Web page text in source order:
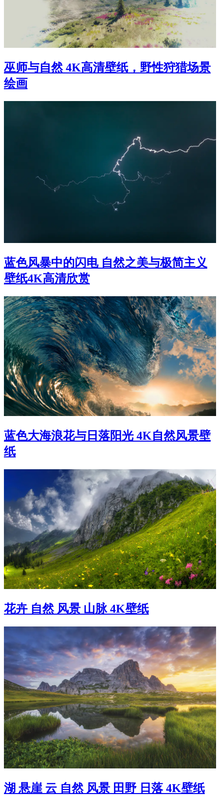
巫师与自然 4K高清壁纸，野性狩猎场景
绘画
蓝色风暴中的闪电 自然之美与极简主义
壁纸4K高清欣赏
蓝色大海浪花与日落阳光 4K自然风景壁
纸
花卉 自然 风景 山脉 4K壁纸
湖 悬崖 云 自然 风景 田野 日落 4K壁纸